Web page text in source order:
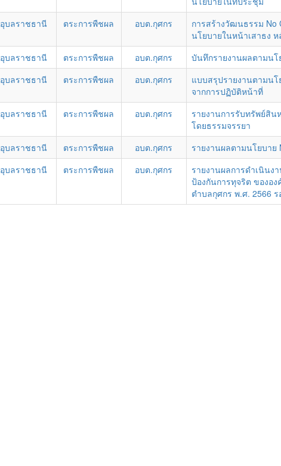
อุบลราชธานี ตระการพืชผล อบต.กุศกร
การสร้างวัฒนธรรม No
นโยบายในหน้าเสาธง ห
อุบลราชธานี ตระการพืชผล อบต.กุศกร
บันทึกรายงานผลตามนโ
อุบลราชธานี ตระการพืชผล อบต.กุศกร
แบบสรุปรายงานตามนโ
จากการปฏิบัติหน้าที่
อุบลราชธานี ตระการพืชผล อบต.กุศกร
รายงานการรับทรัพย์สิ
โดยธรรมจรรยา
อุบลราชธานี ตระการพืชผล อบต.กุศกร
รายงานผลตามนโยบาย
อุบลราชธานี ตระการพืชผล อบต.กุศกร
รายงานผลการดำเนินง
ป้องกันการทุจริต ของอ
ตำบลกุศกร พ.ศ. 2566 ร